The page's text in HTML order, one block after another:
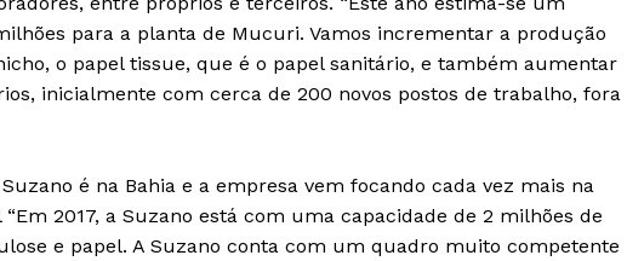
para a planta de Mucuri. Vamos incrementar a produção
o papel tissue, que é o papel sanitário, e também aumentar
inicialmente com cerca de 200 novos postos de trabalho, fora
é na Bahia e a empresa vem focando cada vez mais na
2017, a Suzano está com uma capacidade de 2 milhões de
e papel. A Suzano conta com um quadro muito competente